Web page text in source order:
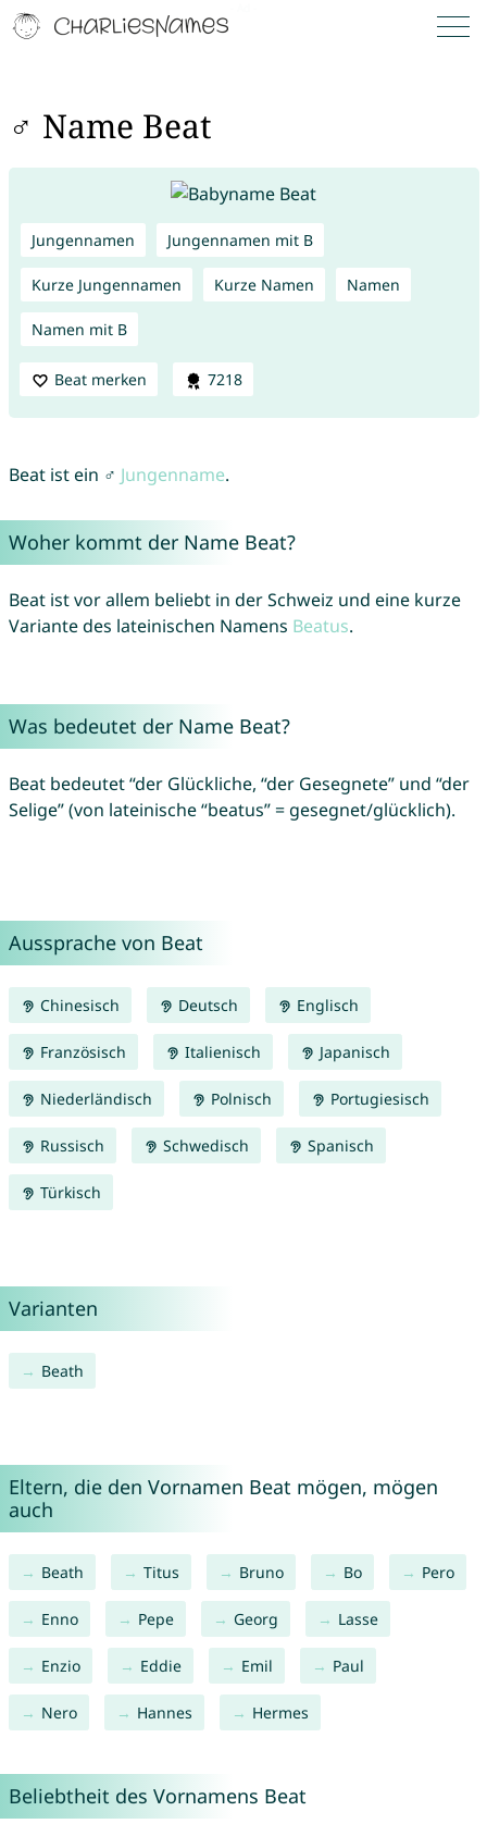
♂ Name Beat
Jungennamen Jungennamen mit B
Kurze Jungennamen Kurze Namen Namen
Namen mit B
Beat merken 7218
Beat ist ein ♂ Jungenname.
Woher kommt der Name Beat?
Beat ist vor allem beliebt in der Schweiz und eine kurze
Variante des lateinischen Namens Beatus.
Was bedeutet der Name Beat?
Beat bedeutet “der Glückliche, “der Gesegnete” und “der
Selige” (von lateinische “beatus” = gesegnet/glücklich).
Aussprache von Beat
Chinesisch Deutsch Englisch
Französisch Italienisch Japanisch
Niederländisch Polnisch Portugiesisch
Russisch Schwedisch Spanisch
Türkisch
Varianten
Beath
Eltern, die den Vornamen Beat mögen, mögen
auch
Beath Titus Bruno Bo Pero
Enno Pepe Georg Lasse
Enzio Eddie Emil Paul
Nero Hannes Hermes
Beliebtheit des Vornamens Beat